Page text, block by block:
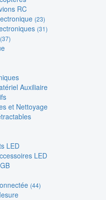
RC
(23)
(31)
(37)
Auxiliaire
et Nettoyage
LED
LED
(44)